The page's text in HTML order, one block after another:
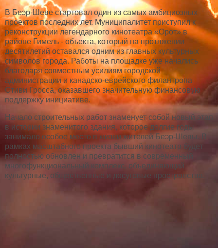
В Беэр-Шеве стартовал один из самых амбициозных
проектов последних лет. Муниципалитет приступил к
реконструкции легендарного кинотеатра «Орот» в
районе Гимель - объекта, который на протяжении
десятилетий оставался одним из главных культурных
символов города. Работы на площадке уже начались
благодаря совместным усилиям городской
администрации и канадско-еврейского филантропа
Стиви Гросса, оказавшего значительную финансовую
поддержку инициативе.
Начало строительных работ знаменует собой новый этап
в истории знаменитого здания, которое долгие годы
занимало особое место в жизни жителей Беэр-Шевы. В
рамках масштабного проекта бывший кинотеатр будет
полностью обновлен и превратится в современный
многофункциональный комплекс, объединяющий
культурные, общественные и досуговые пространства.